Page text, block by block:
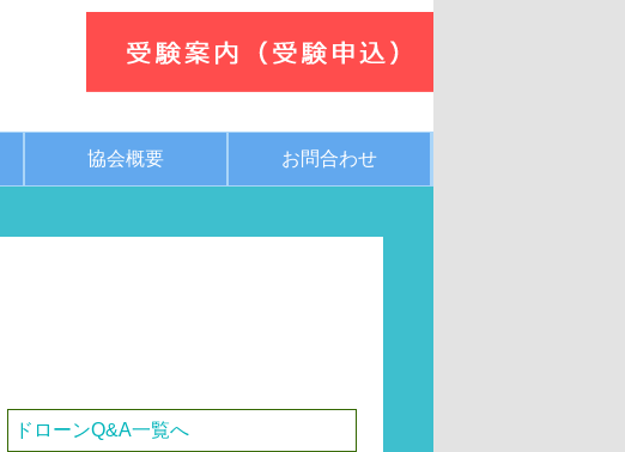
協会概要 お問合わせ
ドローンQ&A一覧へ